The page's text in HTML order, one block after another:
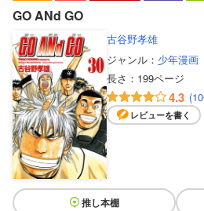
GO ANd GO
古谷野孝雄
ジャンル： 少年漫画
長さ： 199ページ
4.3
レビューを書く
推し本棚